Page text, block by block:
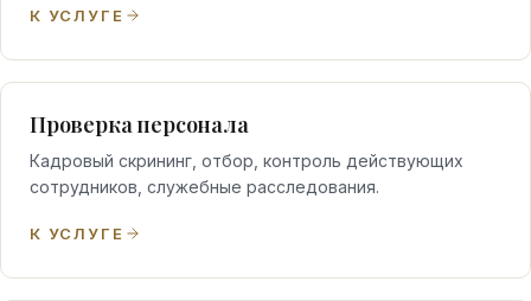
К УСЛУГЕ
Проверка персонала
Кадровый скрининг, отбор, контроль действующих
сотрудников, служебные расследования.
К УСЛУГЕ